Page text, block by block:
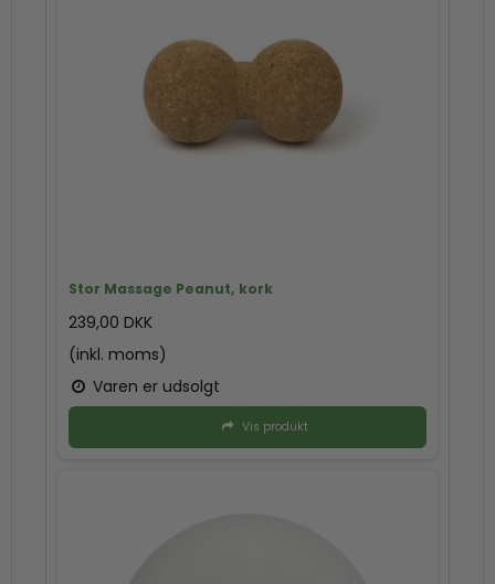
Stor Massage Peanut, kork
239,00 DKK
(inkl. moms)
Varen er udsolgt
Vis produkt